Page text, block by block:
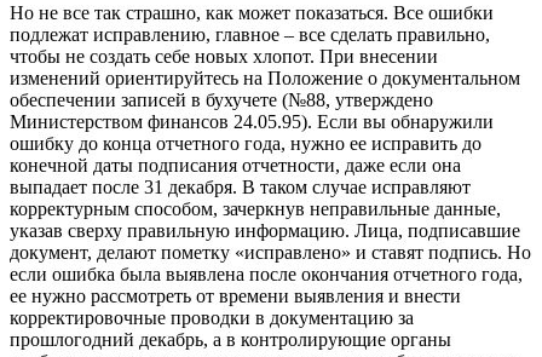
Но не все так страшно, как может показаться. Все ошибки
подлежат исправлению, главное – все сделать правильно,
чтобы не создать себе новых хлопот. При внесении
изменений ориентируйтесь на Положение о документальном
обеспечении записей в бухучете (№88, утверждено
Министерством финансов 24.05.95). Если вы обнаружили
ошибку до конца отчетного года, нужно ее исправить до
конечной даты подписания отчетности, даже если она
выпадает после 31 декабря. В таком случае исправляют
корректурным способом, зачеркнув неправильные данные,
указав сверху правильную информацию. Лица, подписавшие
документ, делают пометку «исправлено» и ставят подпись. Но
если ошибка была выявлена после окончания отчетного года,
ее нужно рассмотреть от времени выявления и внести
корректировочные проводки в документацию за
прошлогодний декабрь, а в контролирующие органы